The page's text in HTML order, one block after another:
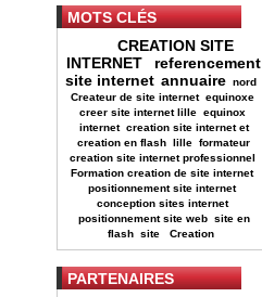
MOTS CLÉS
CREATION SITE
INTERNET
referencement
site internet annuaire nord
Createur de site internet equinoxe
creer site internet lille equinox
internet creation site internet et
creation en flash lille formateur
creation site internet professionnel
Formation creation de site internet
positionnement site internet
conception sites internet
positionnement site web site en
flash site Creation
PARTENAIRES